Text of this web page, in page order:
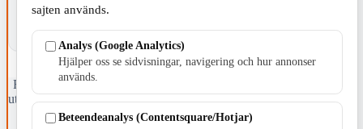
Fristående webbtidningsföretag grundat 1991 som sedan 2002 ger
ut tidningen Skillingaryd.nu och 2010 lanserades Värnamo.nu. Från
april 2026 omfattar Skillingaryd.nu tre kommuner: Gnosjö,
sajten används.
Analys (Google Analytics)
Hjälper oss se sidvisningar, navigering och hur annonser
används.
Beteendeanalys (Contentsquare/Hotjar)